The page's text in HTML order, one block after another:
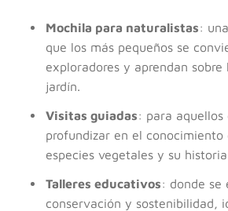
Mochila para naturalistas:
que los más pequeños se
exploradores y aprendan
jardín.
Visitas guiadas: para aquellos
profundizar en el conocimiento
especies vegetales y su
Talleres educativos: donde se
conservación y sostenibilidad,